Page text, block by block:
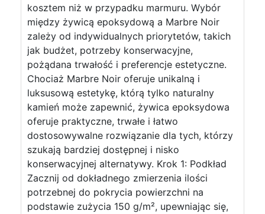
kosztem niż w przypadku marmuru. Wybór
między żywicą epoksydową a Marbre Noir
zależy od indywidualnych priorytetów, takich
jak budżet, potrzeby konserwacyjne,
pożądana trwałość i preferencje estetyczne.
Chociaż Marbre Noir oferuje unikalną i
luksusową estetykę, którą tylko naturalny
kamień może zapewnić, żywica epoksydowa
oferuje praktyczne, trwałe i łatwo
dostosowywalne rozwiązanie dla tych, którzy
szukają bardziej dostępnej i nisko
konserwacyjnej alternatywy. Krok 1: Podkład
Zacznij od dokładnego zmierzenia ilości
potrzebnej do pokrycia powierzchni na
podstawie zużycia 150 g/m², upewniając się,